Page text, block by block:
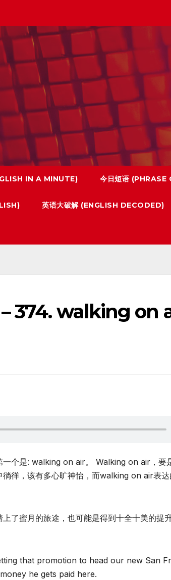
IN A MINUTE) 今日短语
英语大破解 (ENGLISH DECODED)
374. walking on
一个是: walking on air。 Walking on air，要
徉，该有多心旷神怡，而walking on air表
了蜜月的旅途，也可能是得到十全十美的提
that promotion to head our new San
he gets paid here.